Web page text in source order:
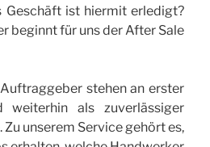
Geschäft ist hiermit erledigt?
beginnt für uns der After Sale
stehen an erster
als zuverlässiger
Zu unserem Service gehört es,